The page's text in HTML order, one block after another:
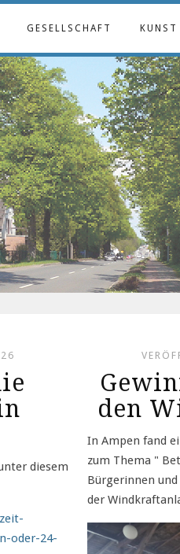
GESELLSCHAFT KUNST
diesem
oder-24-
den
In Ampen fand
zum Thema "
Bürgerinnen
der